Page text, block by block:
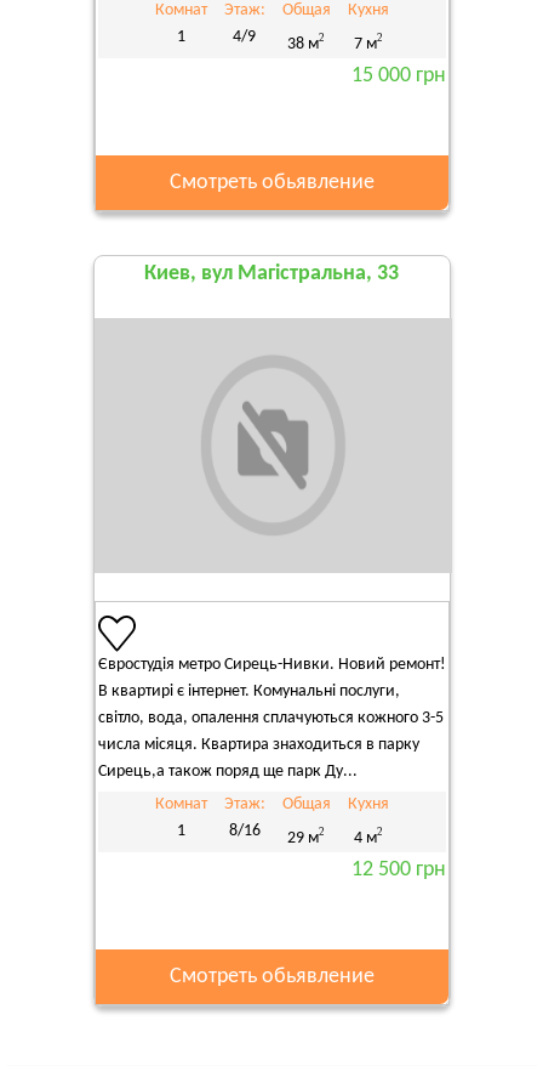
Комнат
1
Этаж:
4/9
Общая
38 м2
Кухня
7 м2
15 000 грн
Смотреть обьявление
Киев, вул Магістральна, 33
Євростудія метро Сирець-Нивки. Новий ремонт!
В квартирі є інтернет. Комунальні послуги,
світло, вода, опалення сплачуються кожного 3-5
числа місяця. Квартира знаходиться в парку
Сирець,а також поряд ще парк Ду...
Комнат
1
Этаж:
8/16
Общая
29 м2
Кухня
4 м2
12 500 грн
Смотреть обьявление